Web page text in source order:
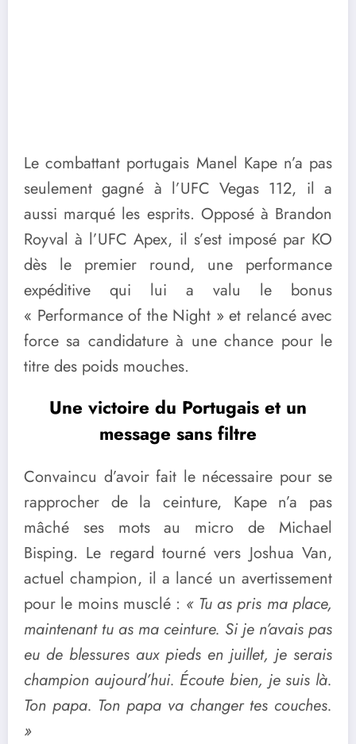
Le combattant portugais Manel Kape n’a pas
seulement gagné à l’UFC Vegas 112, il a
aussi marqué les esprits. Opposé à Brandon
Royval à l’UFC Apex, il s’est imposé par KO
dès le premier round, une performance
expéditive qui lui a valu le bonus
« Performance of the Night » et relancé avec
force sa candidature à une chance pour le
titre des poids mouches.
Une victoire du Portugais et un
message sans filtre
Convaincu d’avoir fait le nécessaire pour se
rapprocher de la ceinture, Kape n’a pas
mâché ses mots au micro de Michael
Bisping. Le regard tourné vers Joshua Van,
actuel champion, il a lancé un avertissement
pour le moins musclé : « Tu as pris ma place,
maintenant tu as ma ceinture. Si je n’avais pas
eu de blessures aux pieds en juillet, je serais
champion aujourd’hui. Écoute bien, je suis là.
Ton papa. Ton papa va changer tes couches.
»